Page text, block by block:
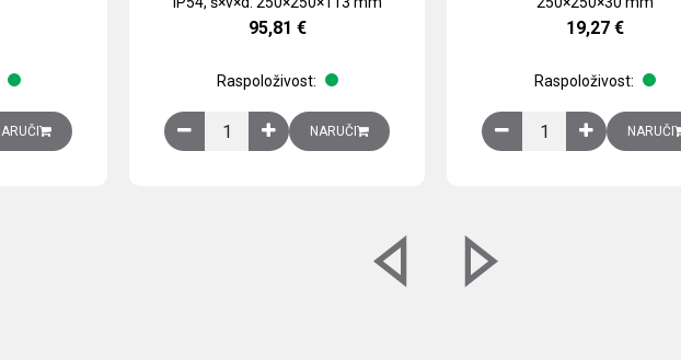
ploča V1000xŠ800mm, galvanizirani čelični lim količina
95,81 €
Raspoloživost:
Ventilator 255(290) m3/h, 40 W, 230V AC, 50/60 Hz, RAL 7035,
NARUČI
19,27 €
Raspoloživost:
Izlazna rešetka saNARUČI